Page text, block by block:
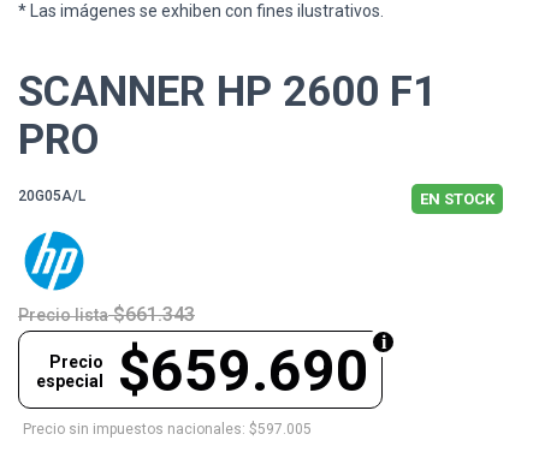
* Las imágenes se exhiben con fines ilustrativos.
SCANNER HP 2600 F1
PRO
20G05A/L EN STOCK
Precio lista $661.343
$659.690
Precio
especial
Precio sin impuestos nacionales: $597.005